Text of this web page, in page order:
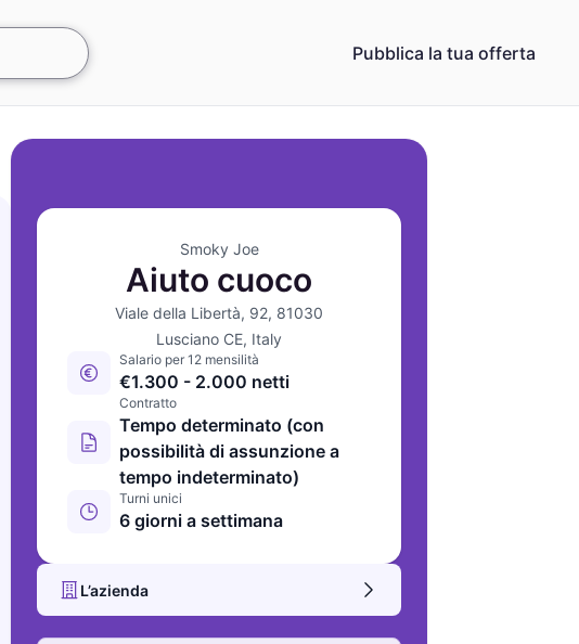
Pubblica la tua offerta
Smoky Joe
Aiuto cuoco
Viale della Libertà, 92, 81030
Lusciano CE, Italy
Salario per 12 mensilità
€1.300 - 2.000 netti
Contratto
Tempo determinato (con
possibilità di assunzione a
tempo indeterminato)
Turni unici
6 giorni a settimana
L’azienda